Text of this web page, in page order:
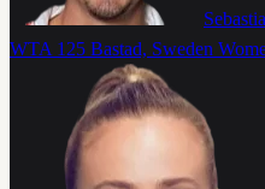
WTA 125 Bastad, Sweden